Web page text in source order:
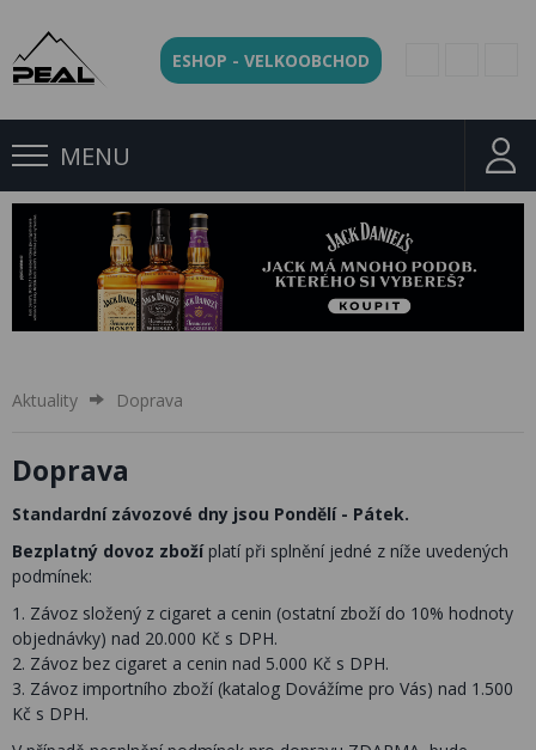
ESHOP - VELKOOBCHOD
MENU
Aktuality Doprava
Doprava
Standardní závozové dny jsou Pondělí - Pátek.
Bezplatný dovoz zbožíplatí při splnění jedné z níže uvedených
podmínek:
1. Závoz složený z cigaret a cenin (ostatní zboží do 10% hodnoty
objednávky) nad 20.000 Kč s DPH.
2. Závoz bez cigaret a cenin nad 5.000 Kč s DPH.
3. Závoz importního zboží (katalog Dovážíme pro Vás) nad 1.500
Kč s DPH.